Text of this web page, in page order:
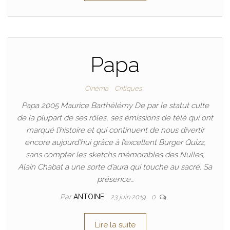
Papa
Cinéma Critiques
Papa 2005 Maurice Barthélémy De par le statut culte
de la plupart de ses rôles, ses émissions de télé qui ont
marqué l’histoire et qui continuent de nous divertir
encore aujourd’hui grâce à l’excellent Burger Quizz,
sans compter les sketchs mémorables des Nulles,
Alain Chabat a une sorte d’aura qui touche au sacré. Sa
présence…
ParANTOINE 23 juin 2019 0
Lire la suite